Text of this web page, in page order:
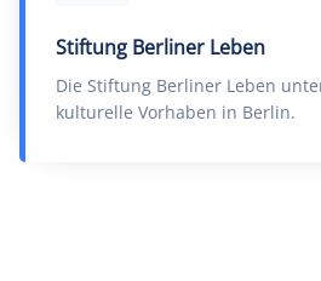
Stiftung Berliner Leben
Die Stiftung Berliner Leben
kulturelle Vorhaben in Berlin.